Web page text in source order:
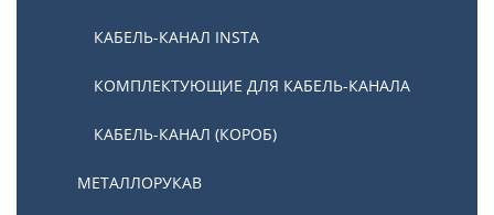
КАБЕЛЬ-КАНАЛ INSTA
КОМПЛЕКТУЮЩИЕ ДЛЯ КАБЕЛЬ-КАНАЛА
КАБЕЛЬ-КАНАЛ (КОРОБ)
МЕТАЛЛОРУКАВ